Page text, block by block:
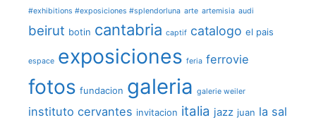
#exhibitions #exposiciones #splendorluna arte artemisia audi
beirut botin cantabria captif catalogo el pais
espace exposiciones feria ferrovie
fotos fundacion galeria galerie weiler
instituto cervantes invitacion italia jazz juan la sal